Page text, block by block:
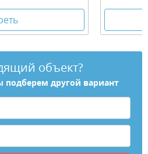
объект?
подберем другой вариант